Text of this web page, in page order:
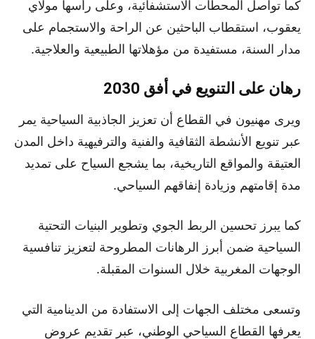
كما تواصل المحطات الاستشفائية، وعلى رأسها مولاي
يعقوب، استقطاب الباحثين عن الراحة والاستجمام على
مدار السنة، مستفيدة من مؤهلاتها الطبيعية والعلاجية.
رهان على التنويع في أفق 2030
ويرى مهنيون في القطاع أن تعزيز الجاذبية السياحية يمر
عبر تنويع الأنشطة الثقافية والفنية والترفيهية داخل المدن
العتيقة والمواقع التاريخية، بما يشجع السياح على تمديد
مدة إقامتهم وزيادة إنفاقهم السياحي.
كما يبرز تحسين الربط الجوي وتطوير البنيات التحتية
السياحية ضمن أبرز الرهانات المطروحة لتعزيز تنافسية
الوجهات المغربية خلال السنوات المقبلة.
وتسعى مختلف الجهات إلى الاستفادة من الدينامية التي
يعرفها القطاع السياحي الوطني، عبر تقديم عروض